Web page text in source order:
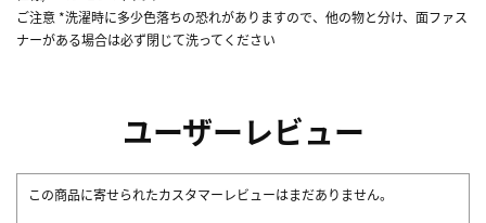
ご注意 *洗濯時に多少色落ちの恐れがありますので、他の物と分け、面ファス
ナーがある場合は必ず閉じて洗ってください
ユーザーレビュー
この商品に寄せられたカスタマーレビューはまだありません。